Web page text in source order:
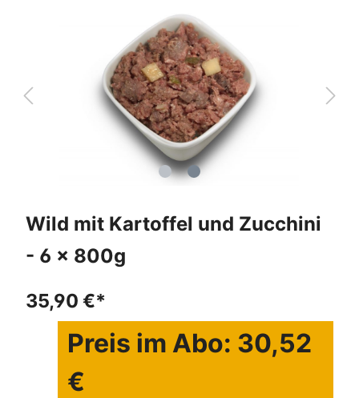
Wild mit Kartoffel und Zucchini
- 6 x 800g
35,90 €*
Preis im Abo: 30,52
€